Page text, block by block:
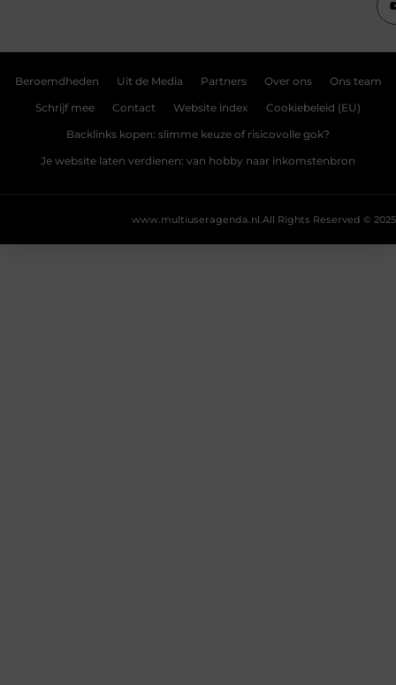
Beroemdheden Uit de Media Partners Over ons Ons team
Schrijf mee Contact Website index Cookiebeleid (EU)
Backlinks kopen: slimme keuze of risicovolle gok?
Je website laten verdienen: van hobby naar inkomstenbron
All Rights Reserved © 2025
www.multiuseragenda.nl.